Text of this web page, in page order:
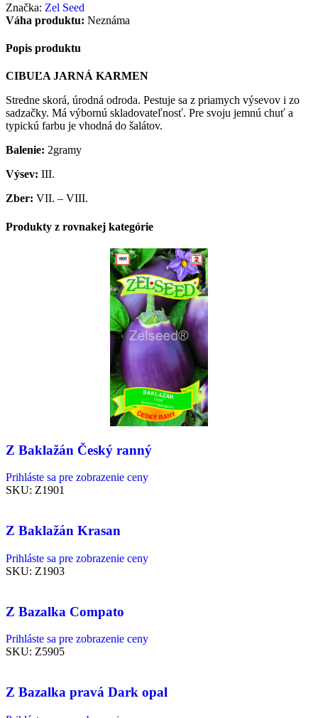
Značka: Zel Seed
Váha produktu: Neznáma
Popis produktu
CIBUĽA JARNÁ KARMEN
Stredne skorá, úrodná odroda. Pestuje sa z priamych výsevov i zo
sadzačky. Má výbornú skladovateľnosť. Pre svoju jemnú chuť a
typickú farbu je vhodná do šalátov.
Balenie: 2gramy
Výsev: III.
Zber: VII. – VIII.
Produkty z rovnakej kategórie
Z Baklažán Český ranný
Prihláste sa pre zobrazenie ceny
SKU: Z1901
Z Baklažán Krasan
Prihláste sa pre zobrazenie ceny
SKU: Z1903
Z Bazalka Compato
Prihláste sa pre zobrazenie ceny
SKU: Z5905
Z Bazalka pravá Dark opal